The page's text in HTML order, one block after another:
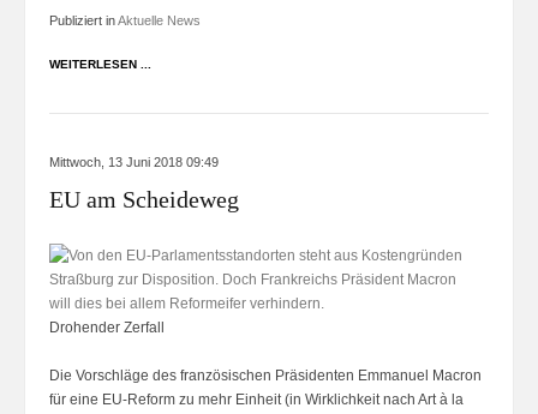
Publiziert inAktuelle News
WEITERLESEN ...
Mittwoch, 13 Juni 2018 09:49
EU am Scheideweg
Drohender Zerfall
Die Vorschläge des französischen Präsidenten Emmanuel Macron
für eine EU-Reform zu mehr Einheit (in Wirklichkeit nach Art à la